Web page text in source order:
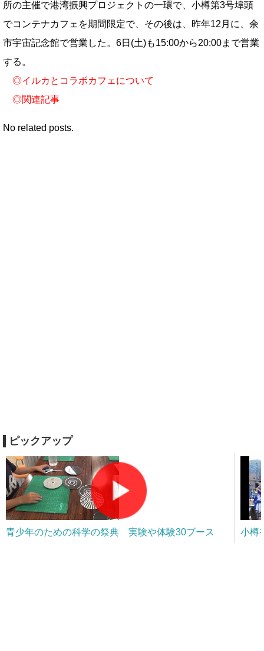
所の主催で港湾振興プロジェクトの一環で、小樽第3号埠頭
でコンテナカフェを期間限定で、その後は、昨年12月に、余
市宇宙記念館で営業した。6日(土)も15:00から20:00まで営業
する。
◎イルカとコラボカフェについて
◎関連記事
No related posts.
ピックアップ
青少年のための科学の祭典 実験や体験30ブース 小樽